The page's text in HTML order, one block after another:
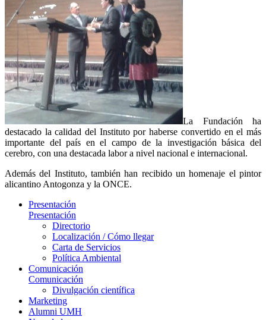
La Fundación ha
destacado la calidad del Instituto por haberse convertido en el más
importante del país en el campo de la investigación básica del
cerebro, con una destacada labor a nivel nacional e internacional.
Además del Instituto, también han recibido un homenaje el pintor
alicantino Antogonza y la ONCE.
Presentación
Presentación
Directorio
Localización / Cómo llegar
Carta de Servicios
Política Ambiental
Comunicación
Comunicación
Divulgación científica
Marketing
Alumni UMH